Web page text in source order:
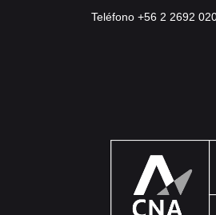
Teléfono +56 2 2692